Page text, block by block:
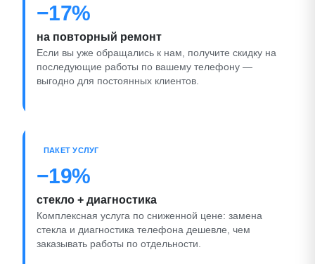
−17%
на повторный ремонт
Если вы уже обращались к нам, получите скидку на
последующие работы по вашему телефону —
выгодно для постоянных клиентов.
ПАКЕТ УСЛУГ
−19%
стекло + диагностика
Комплексная услуга по сниженной цене: замена
стекла и диагностика телефона дешевле, чем
заказывать работы по отдельности.